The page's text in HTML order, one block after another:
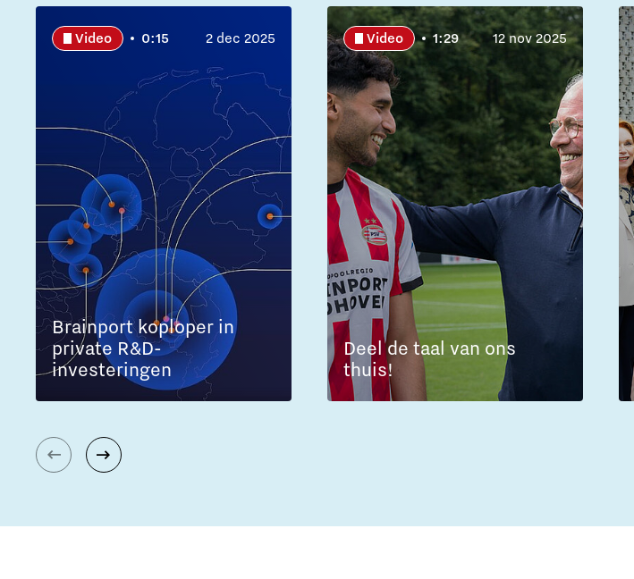
Video 0:15 2 dec 2025
Brainport koploper in
private R&D-
investeringen
Video 1:29 12 nov 2025
Deel de taal van ons
thuis!